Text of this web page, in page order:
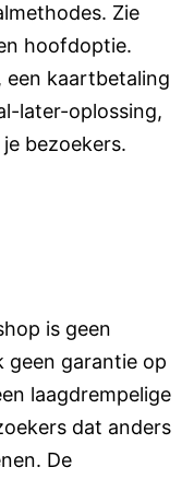
Zie
hoofdoptie.
kaartbetaling
later-oplossing,
bezoekers.
is geen
geen garantie op
laagdrempelige
dat anders
De